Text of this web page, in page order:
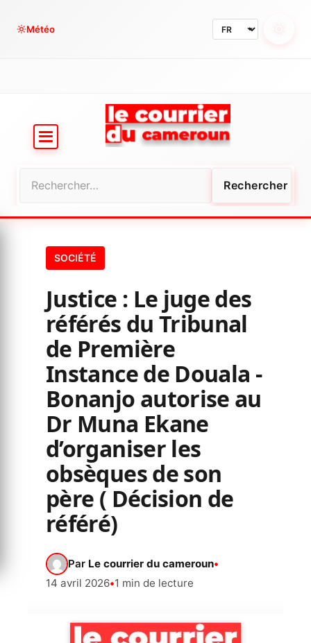
Météo
SOCIÉTÉ
Justice : Le juge des
référés du Tribunal
de Première
Instance de Douala -
Bonanjo autorise au
Dr Muna Ekane
d’organiser les
obsèques de son
père ( Décision de
référé)
Par Le courrier du cameroun•
14 avril 2026•1 min de lecture